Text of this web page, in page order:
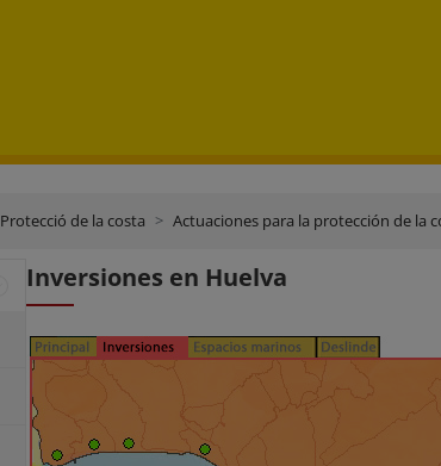
Protecció de la costa Actuaciones para la protección de la
Inversiones en Huelva